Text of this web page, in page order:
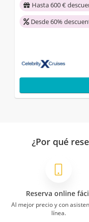
Hasta 600 €
Desde 60%
¿Por qué
Reserva online
Al mejor precio y con
línea.